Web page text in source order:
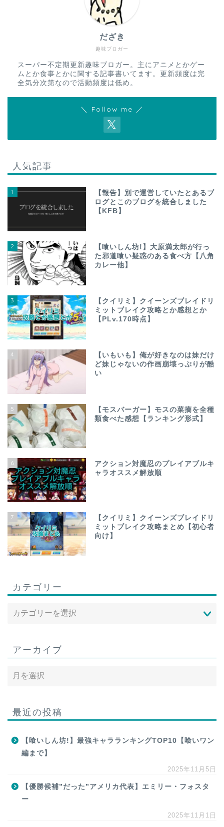
趣味ブロガー
だざき
スーパー不定期更新趣味ブロガー。主にアニメとかゲー
ムとか食事とかに関する記事書いてます。更新頻度は完
全気分次第なので活動頻度は低め。
＼ Follow me ／
人気記事
1
【報告】別で運営していたとあるブ
ログとこのブログを統合しました
【KFB】
2
【喰いしん坊!】大原満太郎が行っ
た邪道喰い疑惑のある食べ方【八角
カレー他】
3
【クイリミ】クイーンズブレイドリ
ミットブレイク攻略とか感想とか
【PLv.170時点】
4
【いもいも】俺が好きなのは妹だけ
ど妹じゃないの作画崩壊っぷりが酷
い
5
【モスバーガー】モスの菜摘を全種
類食べた感想【ランキング形式】
6
アクション対魔忍のプレイアブルキ
ャラオススメ解放順
7
【クイリミ】クイーンズブレイドリ
ミットブレイク攻略まとめ【初心者
向け】
カテゴリー
アーカイブ
最近の投稿
【喰いしん坊!】最強キャラランキングTOP10【喰いワン
編まで】
2025年11月5日
【優勝候補”だった”アメリカ代表】エミリー・フォスタ
ー
2025年11月1日